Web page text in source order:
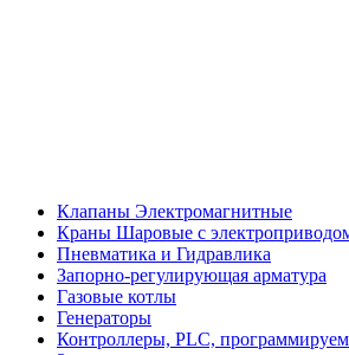
Клапаны Электромагнитные
Краны Шаровые с
Пневматика и Гидравлика
Запорно-регулирующая арматура
Газовые котлы
Генераторы
Контроллеры, PLС,